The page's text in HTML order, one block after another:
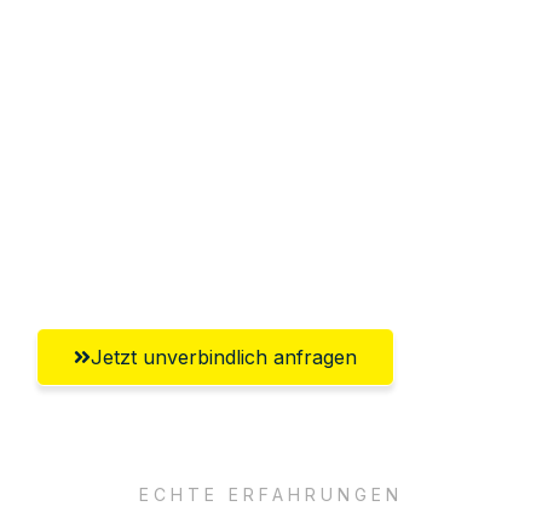
Jetzt unverbindlich anfragen
ECHTE ERFAHRUNGEN